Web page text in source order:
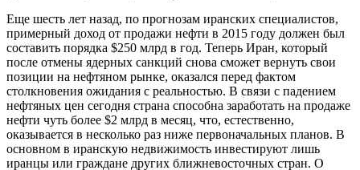
Еще шесть лет назад, по прогнозам иранских специалистов,
примерный доход от продажи нефти в 2015 году должен был
составить порядка $250 млрд в год. Теперь Иран, который
после отмены ядерных санкций снова сможет вернуть свои
позиции на нефтяном рынке, оказался перед фактом
столкновения ожидания с реальностью. В связи с падением
нефтяных цен сегодня страна способна заработать на продаже
нефти чуть более $2 млрд в месяц, что, естественно,
оказывается в несколько раз ниже первоначальных планов. В
основном в иранскую недвижимость инвестируют лишь
иранцы или граждане других ближневосточных стран. О